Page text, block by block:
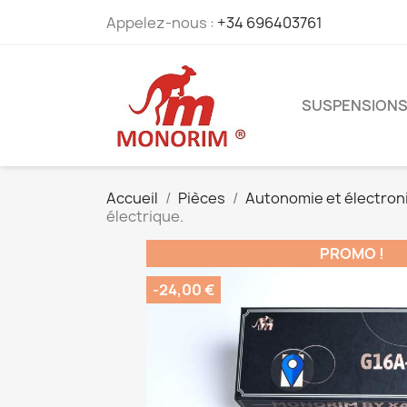
Appelez-nous : +34 696403761
SUSPENSIONS
Accueil Pièces
Autonomie et
électrique.
PROMO !
-24,00 €